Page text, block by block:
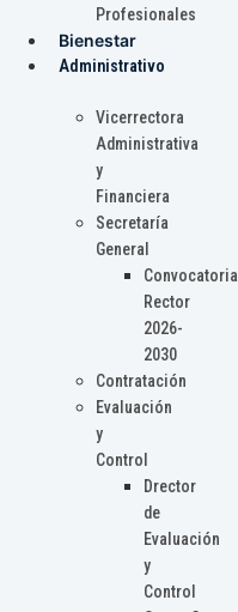
Profesionales
Bienestar
Administrativo
Vicerrectora
Administrativa
y
Financiera
Secretaría
General
Convocatoria
Rector
2026-
2030
Contratación
Evaluación
y
Control
Drector
de
Evaluación
y
Control